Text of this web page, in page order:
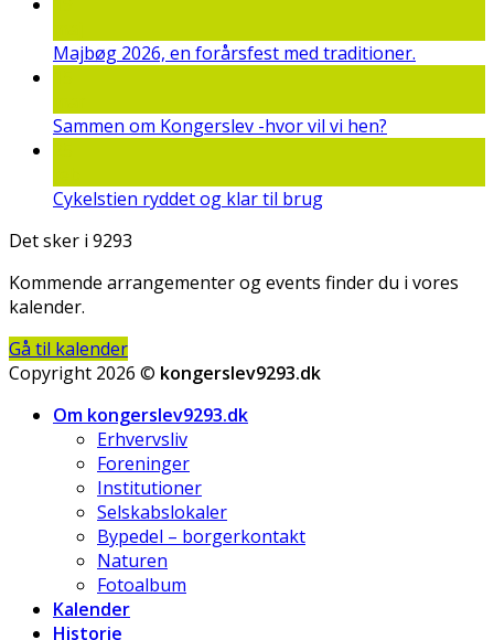
Majbøg 2026, en forårsfest med traditioner.
Sammen om Kongerslev -hvor vil vi hen?
Cykelstien ryddet og klar til brug
Det sker i 9293
Kommende arrangementer og events finder du i vores
kalender.
Gå til kalender
Copyright 2026 © kongerslev9293.dk
Om kongerslev9293.dk
Erhvervsliv
Foreninger
Institutioner
Selskabslokaler
Bypedel – borgerkontakt
Naturen
Fotoalbum
Kalender
Historie